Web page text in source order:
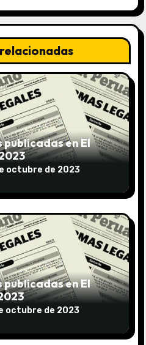
en El
octubre de 2023
en El
octubre de 2023